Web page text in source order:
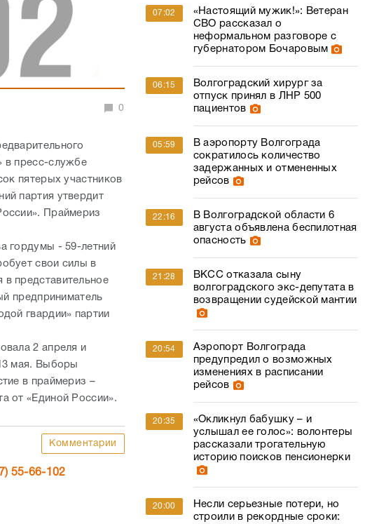
0
в пресс-службе
пятерых участников
партия утвердит
Праймериз
гордумы - 59-летний
свои силы в
представительное
предприниматель
гвардии» партии
2 апреля и
мая. Выборы
в праймериз –
от «Единой России».
Комментарии
55-66-102
07:02
«Настоящий мужик!»: Ветеран
СВО рассказал о
неформальном разговоре с
губернатором Бочаровым
06:15
Волгоградский хирург за
отпуск принял в ЛНР 500
пациентов
05:59
В аэропорту Волгограда
сократилось количество
задержанных и отмененных
рейсов
22:16
В Волгоградской области 6
августа объявлена беспилотная
опасность
21:28
ВКСС отказала сыну
волгоградского экс-депутата в
возвращении судейской мантии
20:54
Аэропорт Волгограда
предупредил о возможных
изменениях в расписании
рейсов
20:35
«Окликнул бабушку – и
услышал ее голос»: волонтеры
рассказали трогательную
историю поисков пенсионерки
20:00
Несли серьезные потери, но
строили в рекордные сроки: